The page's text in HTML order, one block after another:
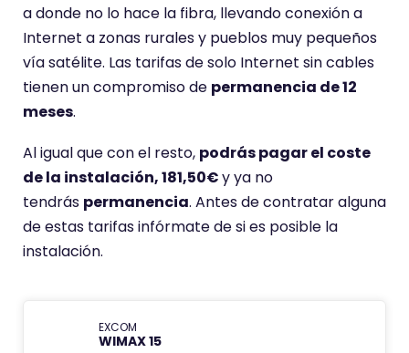
a donde no lo hace la fibra, llevando conexión a
Internet a zonas rurales y pueblos muy pequeños
vía satélite. Las tarifas de solo Internet sin cables
tienen un compromiso de permanencia de 12
meses.
Al igual que con el resto, podrás pagar el coste
de la instalación, 181,50€y ya no
tendrás permanencia. Antes de contratar alguna
de estas tarifas infórmate de si es posible la
instalación.
EXCOM
WIMAX 15